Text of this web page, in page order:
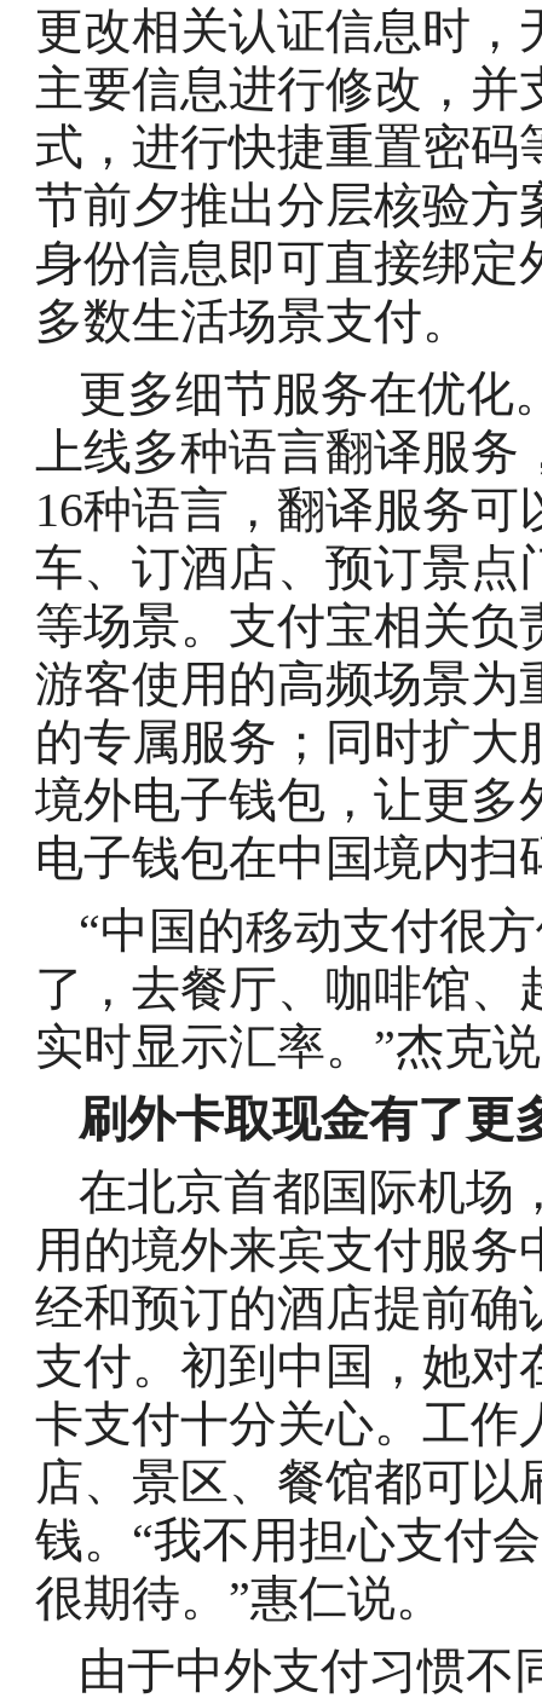
更改相关认证信息时
主要信息进行修改，并
式，进行快捷重置密码
节前夕推出分层核验方
身份信息即可直接绑定
多数生活场景支付。
更多细节服务在优化
上线多种语言翻译服务
16种语言，翻译服务
车、订酒店、预订景点
等场景。支付宝相关负
游客使用的高频场景为
的专属服务；同时扩
境外电子钱包，让更多
电子钱包在中国境内扫
“中国的移动支付很
了，去餐厅、咖啡馆
实时显示汇率。”杰克
刷外卡取现金有了更
在北京首都国际机场
用的境外来宾支付服
经和预订的酒店提前确
支付。初到中国，她对
卡支付十分关心。工作
店、景区、餐馆都可
钱。“我不用担心支付
很期待。”惠仁说。
由于中外支付习惯不